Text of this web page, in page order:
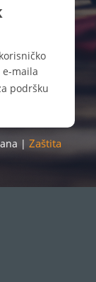
maila
podršku
| Zaštita